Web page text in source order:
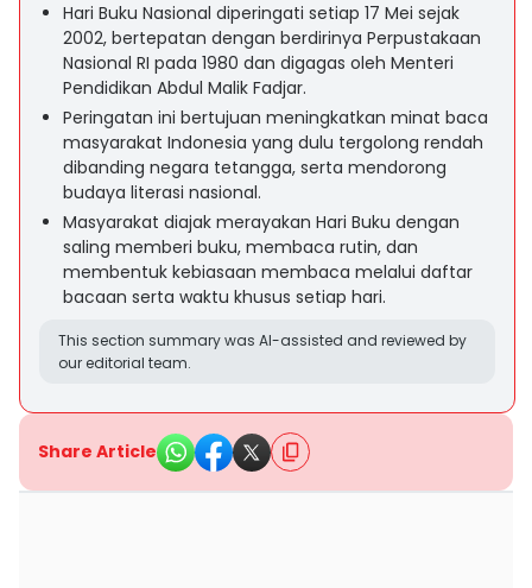
Hari Buku Nasional diperingati setiap 17 Mei sejak
2002, bertepatan dengan berdirinya Perpustakaan
Nasional RI pada 1980 dan digagas oleh Menteri
Pendidikan Abdul Malik Fadjar.
Peringatan ini bertujuan meningkatkan minat baca
masyarakat Indonesia yang dulu tergolong rendah
dibanding negara tetangga, serta mendorong
budaya literasi nasional.
Masyarakat diajak merayakan Hari Buku dengan
saling memberi buku, membaca rutin, dan
membentuk kebiasaan membaca melalui daftar
bacaan serta waktu khusus setiap hari.
This section summary was AI-assisted and reviewed by
our editorial team.
Share Article